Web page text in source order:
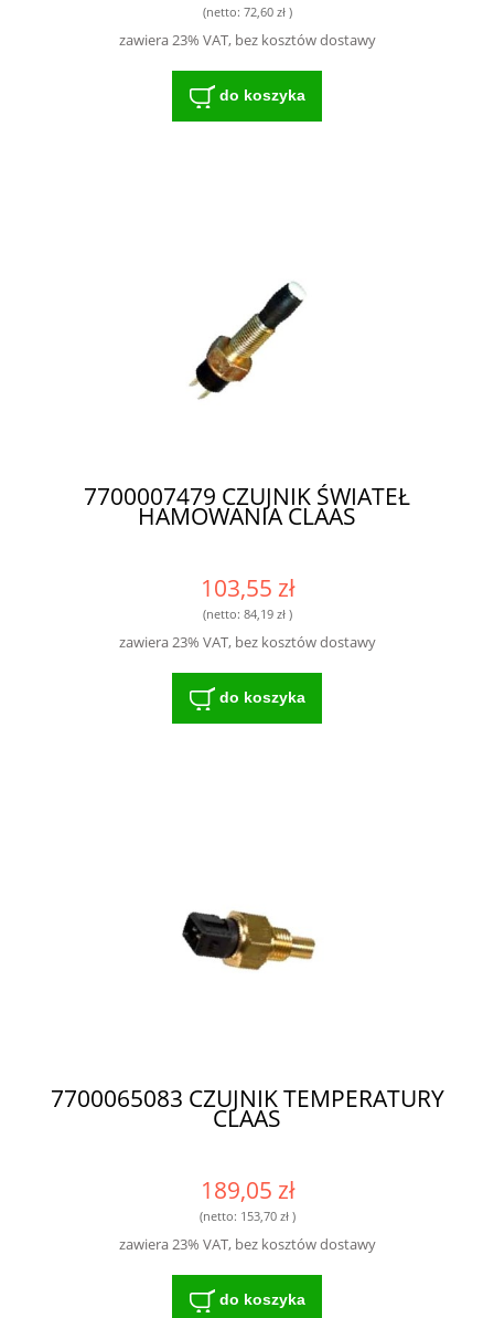
(netto: 72,60 zł)
zawiera 23% VAT, bez kosztów dostawy
do koszyka
7700007479 CZUJNIK ŚWIATEŁ
HAMOWANIA CLAAS
103,55 zł
(netto: 84,19 zł)
zawiera 23% VAT, bez kosztów dostawy
do koszyka
7700065083 CZUJNIK TEMPERATURY
CLAAS
189,05 zł
(netto: 153,70 zł)
zawiera 23% VAT, bez kosztów dostawy
do koszyka